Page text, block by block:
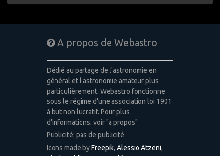
A propos de Webastro
Dédié au partage de l'astronomie en
général et l'astronomie amateur plus
particulièrement, Webastro fonctionne
sous le régime d'une association loi 1901
à but non lucratif. Pour plus
d'informations, voir "à propos".
Publicité: pas de publicité
Icons made byFreepik, Alessio Atzeni,